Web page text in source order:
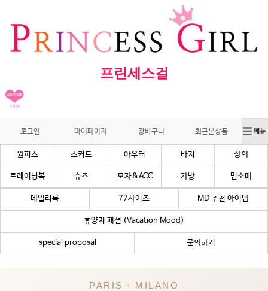
프린세스걸
로그인 마이페이지 장바구니 최근본상품
원피스 스커트 아우터 바지 상의
트레이닝복 슈즈 모자&ACC 가방 민소매
데일리룩 77사이즈 MD 추천 아이템
휴양지 패션 (Vacation Mood)
special proposal 문의하기
PARIS · MILANO